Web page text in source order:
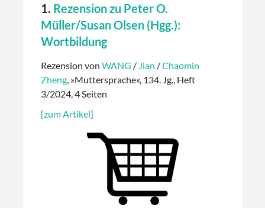
1. Rezension zu Peter O.
Müller/Susan Olsen (Hgg.):
Wortbildung
Rezension von WANG / Jian /Chaomin
Zheng , »Muttersprache«, 134. Jg., Heft
3/2024, 4 Seiten
[zum Artikel]